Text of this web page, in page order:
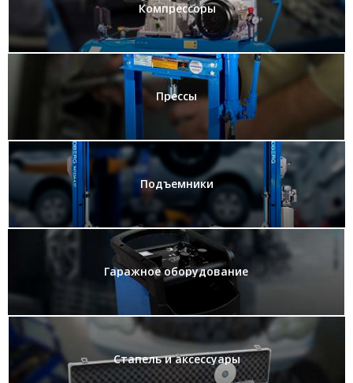
Компрессоры
Прессы
Подъемники
Гаражное оборудование
Стапель и аксессуары